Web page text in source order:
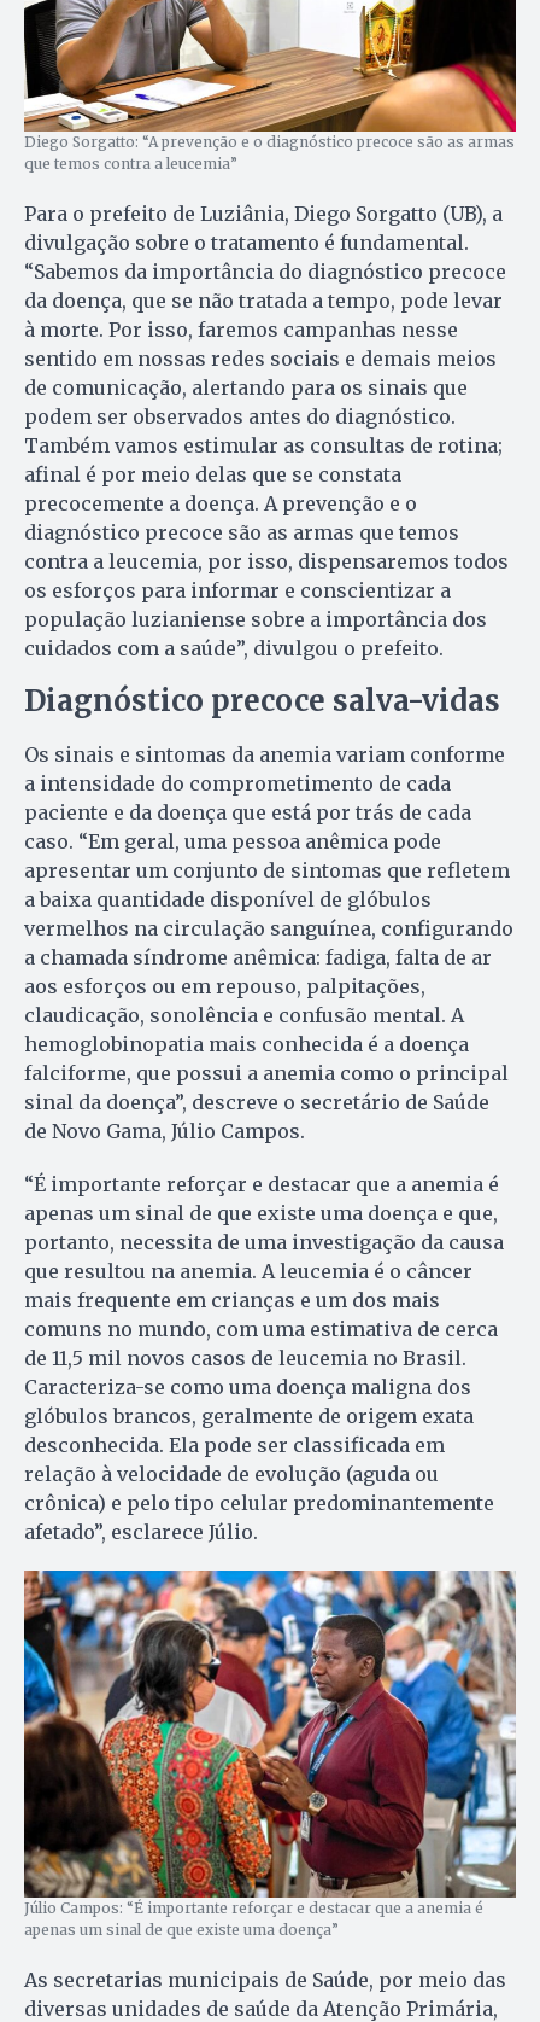
Diego Sorgatto: “A prevenção e o diagnóstico precoce são as armas
que temos contra a leucemia”
Para o prefeito de Luziânia, Diego Sorgatto (UB), a
divulgação sobre o tratamento é fundamental.
“Sabemos da importância do diagnóstico precoce
da doença, que se não tratada a tempo, pode levar
à morte. Por isso, faremos campanhas nesse
sentido em nossas redes sociais e demais meios
de comunicação, alertando para os sinais que
podem ser observados antes do diagnóstico.
Também vamos estimular as consultas de rotina;
afinal é por meio delas que se constata
precocemente a doença. A prevenção e o
diagnóstico precoce são as armas que temos
contra a leucemia, por isso, dispensaremos todos
os esforços para informar e conscientizar a
população luzianiense sobre a importância dos
cuidados com a saúde”, divulgou o prefeito.
Diagnóstico precoce salva-vidas
Os sinais e sintomas da anemia variam conforme
a intensidade do comprometimento de cada
paciente e da doença que está por trás de cada
caso. “Em geral, uma pessoa anêmica pode
apresentar um conjunto de sintomas que refletem
a baixa quantidade disponível de glóbulos
vermelhos na circulação sanguínea, configurando
a chamada síndrome anêmica: fadiga, falta de ar
aos esforços ou em repouso, palpitações,
claudicação, sonolência e confusão mental. A
hemoglobinopatia mais conhecida é a doença
falciforme, que possui a anemia como o principal
sinal da doença”, descreve o secretário de Saúde
de Novo Gama, Júlio Campos.
“É importante reforçar e destacar que a anemia é
apenas um sinal de que existe uma doença e que,
portanto, necessita de uma investigação da causa
que resultou na anemia. A leucemia é o câncer
mais frequente em crianças e um dos mais
comuns no mundo, com uma estimativa de cerca
de 11,5 mil novos casos de leucemia no Brasil.
Caracteriza-se como uma doença maligna dos
glóbulos brancos, geralmente de origem exata
desconhecida. Ela pode ser classificada em
relação à velocidade de evolução (aguda ou
crônica) e pelo tipo celular predominantemente
afetado”, esclarece Júlio.
Júlio Campos: “É importante reforçar e destacar que a anemia é
apenas um sinal de que existe uma doença”
As secretarias municipais de Saúde, por meio das
diversas unidades de saúde da Atenção Primária,